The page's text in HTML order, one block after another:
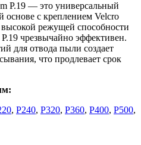
P.19 — это универсальный
основе с креплением Velcro
режущей способности
чрезвычайно эффективен.
для отвода пыли создает
что продлевает срок
, Р240, Р320, Р360, Р400, Р500,